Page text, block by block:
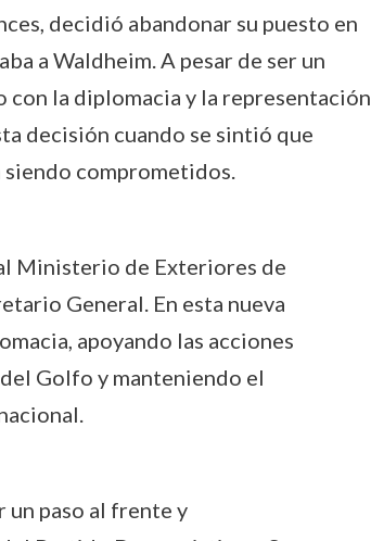
decidió abandonar su puesto en
a Waldheim. A pesar de ser un
la diplomacia y la representación
decisión cuando se sintió que
siendo comprometidos.
Ministerio de Exteriores de
General. En esta nueva
apoyando las acciones
Golfo y manteniendo el
paso al frente y